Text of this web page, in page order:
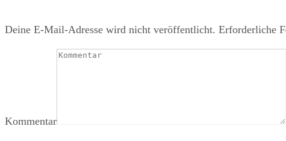
Deine E-Mail-Adresse wird nicht veröffentlicht. Erforderliche
Kommentar